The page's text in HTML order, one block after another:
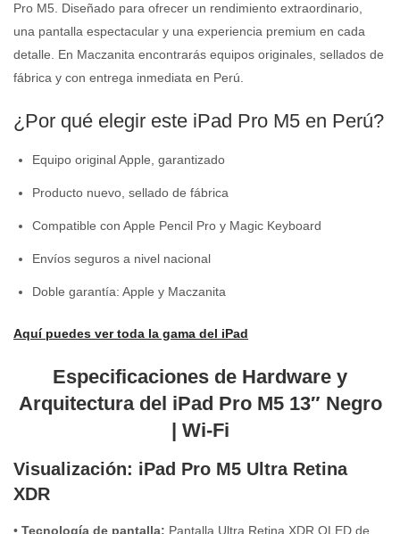
Pro M5. Diseñado para ofrecer un rendimiento extraordinario,
una pantalla espectacular y una experiencia premium en cada
detalle. En Maczanita encontrarás equipos originales, sellados de
fábrica y con entrega inmediata en Perú.
¿Por qué elegir este iPad Pro M5 en Perú?
Equipo original Apple, garantizado
Producto nuevo, sellado de fábrica
Compatible con Apple Pencil Pro y Magic Keyboard
Envíos seguros a nivel nacional
Doble garantía: Apple y Maczanita
Aquí puedes ver toda la gama del iPad
Especificaciones de Hardware y
Arquitectura del iPad Pro M5 13″ Negro
| Wi-Fi
Visualización: iPad Pro M5 Ultra Retina
XDR
• Tecnología de pantalla: Pantalla Ultra Retina XDR OLED de